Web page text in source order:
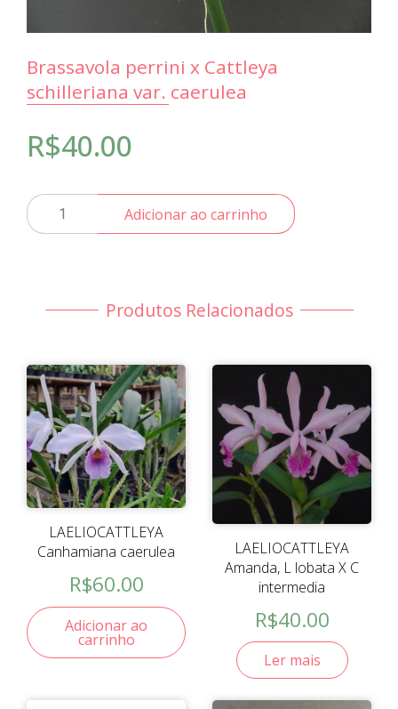
Brassavola perrini x Cattleya
schilleriana var. caerulea
R$40.00
Brassavola
perrini
Adicionar ao carrinho
Produtos Relacionados
LAELIOCATTLEYA
Canhamiana caerulea
R$60.00
Adicionar ao
carrinho
LAELIOCATTLEYA
Amanda, L lobata X C
intermedia
R$40.00
Ler mais